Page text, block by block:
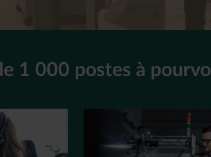
1 000 postes à